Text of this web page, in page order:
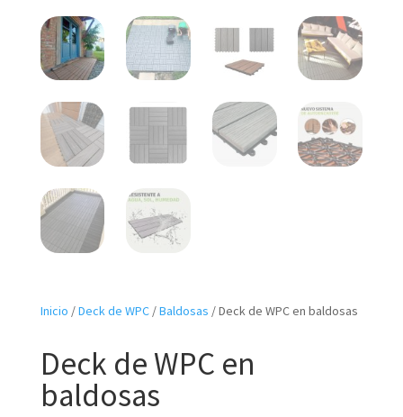
Inicio /Deck de WPC/Baldosas / Deck de WPC en baldosas
Deck de WPC en
baldosas